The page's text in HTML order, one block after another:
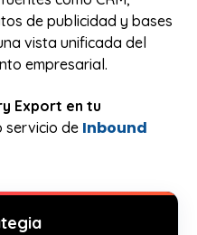
de publicidad y bases
vista unificada del
empresarial.
Export en tu
servicio de Inbound